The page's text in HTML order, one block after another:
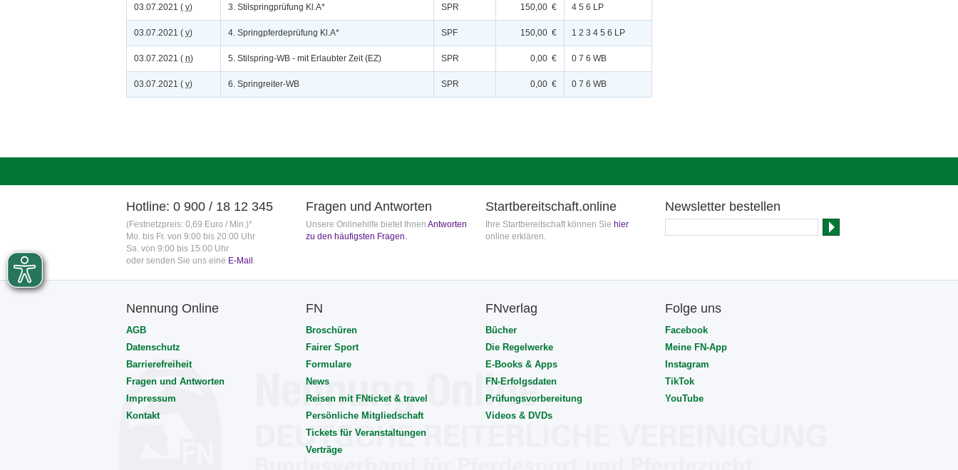
03.07.2021 ( v) 3. Stilspringprüfung Kl.A* SPR 150,00 € 4 5 6 LP
03.07.2021 ( v) 4. Springpferdeprüfung Kl.A* SPF 150,00 € 1 2 3 4 5 6 LP
03.07.2021 ( n) 5. Stilspring-WB - mit Erlaubter Zeit (EZ) SPR 0,00 € 0 7 6 WB
03.07.2021 ( v) 6. Springreiter-WB SPR 0,00 € 0 7 6 WB
Hotline: 0 900 / 18 12 345
(Festnetzpreis: 0,69 Euro / Min.)*
Mo. bis Fr. von 9:00 bis 20:00 Uhr
Sa. von 9:00 bis 15:00 Uhr
oder senden Sie uns eine E-Mail .
Fragen und Antworten
Unsere Onlinehilfe bietet Ihnen Antworten
zu den häufigsten Fragen.
Startbereitschaft.online
Ihre Startbereitschaft können Sie hier
online erklären.
Newsletter bestellen
Nennung Online
AGB
Datenschutz
Barrierefreiheit
Fragen und Antworten
Impressum
Kontakt
FN
Broschüren
Fairer Sport
Formulare
News
Reisen mit FNticket & travel
Persönliche Mitgliedschaft
Tickets für Veranstaltungen
Verträge
FNverlag
Bücher
Die Regelwerke
E-Books & Apps
FN-Erfolgsdaten
Prüfungsvorbereitung
Videos & DVDs
Folge uns
Facebook
Meine FN-App
Instagram
TikTok
YouTube